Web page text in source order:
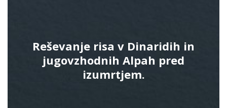
Reševanje risa v Dinaridih in
jugovzhodnih Alpah pred
izumrtjem.